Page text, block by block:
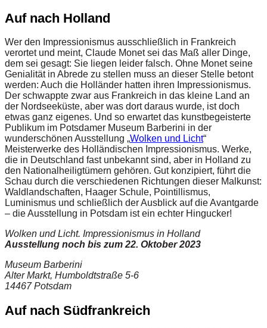
Auf nach Holland
Wer den Impressionismus ausschließlich in Frankreich
verortet und meint, Claude Monet sei das Maß aller Dinge,
dem sei gesagt: Sie liegen leider falsch. Ohne Monet seine
Genialität in Abrede zu stellen muss an dieser Stelle betont
werden: Auch die Holländer hatten ihren Impressionismus.
Der schwappte zwar aus Frankreich in das kleine Land an
der Nordseeküste, aber was dort daraus wurde, ist doch
etwas ganz eigenes. Und so erwartet das kunstbegeisterte
Publikum im Potsdamer Museum Barberini in der
wunderschönen Ausstellung „Wolken und Licht“
Meisterwerke des Holländischen Impressionismus. Werke,
die in Deutschland fast unbekannt sind, aber in Holland zu
den Nationalheiligtümern gehören. Gut konzipiert, führt die
Schau durch die verschiedenen Richtungen dieser Malkunst:
Waldlandschaften, Haager Schule, Pointillismus,
Luminismus und schließlich der Ausblick auf die Avantgarde
– die Ausstellung in Potsdam ist ein echter Hingucker!
Wolken und Licht. Impressionismus in Holland
Ausstellung noch bis zum 22. Oktober 2023
Museum Barberini
Alter Markt, Humboldtstraße 5-6
14467 Potsdam
Auf nach Südfrankreich